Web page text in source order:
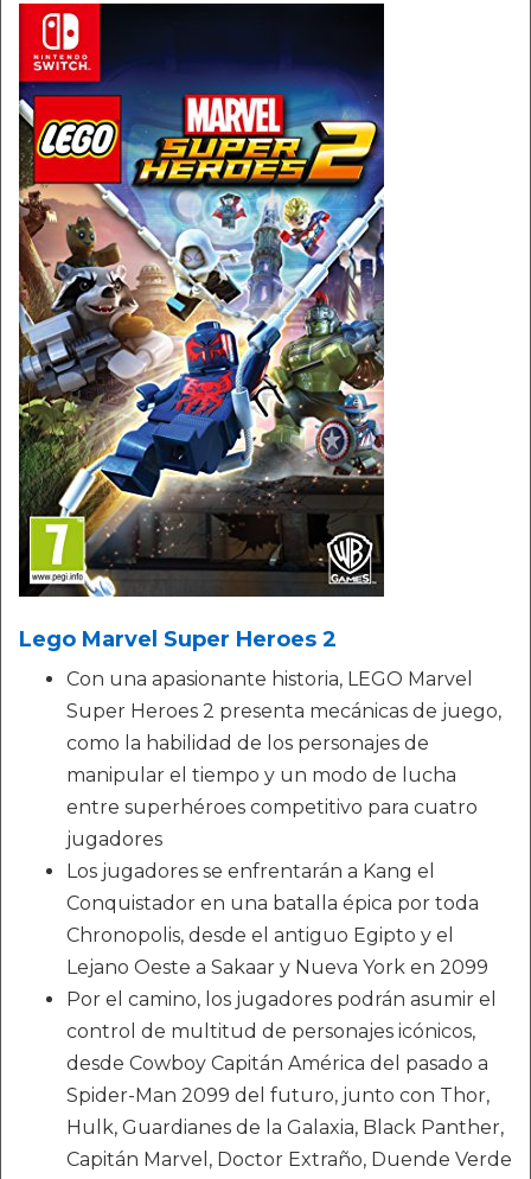
Lego Marvel Super Heroes 2
Con una apasionante historia, LEGO Marvel
Super Heroes 2 presenta mecánicas de juego,
como la habilidad de los personajes de
manipular el tiempo y un modo de lucha
entre superhéroes competitivo para cuatro
jugadores
Los jugadores se enfrentarán a Kang el
Conquistador en una batalla épica por toda
Chronopolis, desde el antiguo Egipto y el
Lejano Oeste a Sakaar y Nueva York en 2099
Por el camino, los jugadores podrán asumir el
control de multitud de personajes icónicos,
desde Cowboy Capitán América del pasado a
Spider-Man 2099 del futuro, junto con Thor,
Hulk, Guardianes de la Galaxia, Black Panther,
Capitán Marvel, Doctor Extraño, Duende Verde